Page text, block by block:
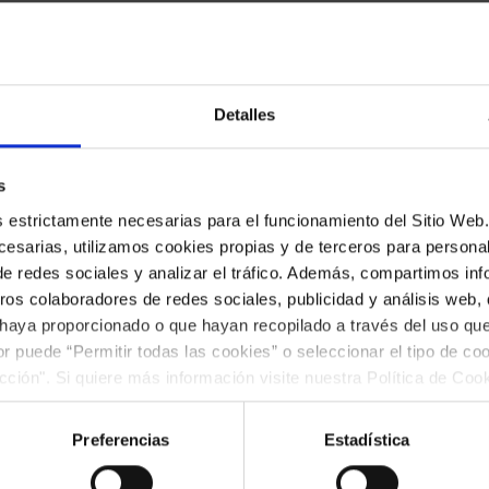
Detalles
estrictamente necesarias para el funcionamiento del Sitio
utilizamos cookies propias y de terceros para
redes sociales y analizar el tráfico. Además, compartimos
colaboradores de redes sociales, publicidad y análisis web,
proporcionado o que hayan recopilado a través del uso
puede “Permitir todas las cookies” o seleccionar el tipo de
Si quiere más información visite nuestra Política de
las cookies en cualquier momento.”.
Preferencias Estadística
eléctrica